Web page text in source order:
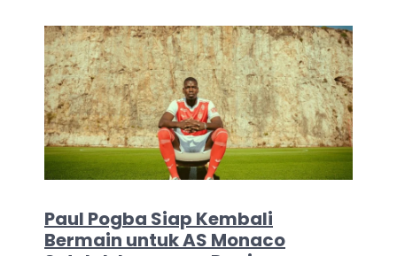
Paul Pogba Siap Kembali
Bermain untuk AS Monaco